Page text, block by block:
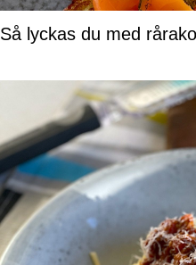
Så lyckas du med